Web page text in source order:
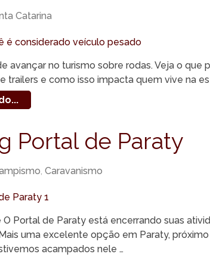
Catarina
avançar no turismo sobre rodas. Veja o que
trailers e como isso impacta quem vive na
Portal de Paraty
, Caravanismo
Portal de Paraty está encerrando suas
uma excelente opção em Paraty,
acampados nele …